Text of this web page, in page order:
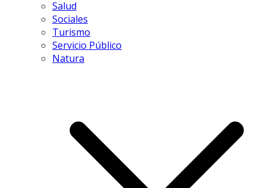
Salud
Sociales
Turismo
Servicio Público
Natura